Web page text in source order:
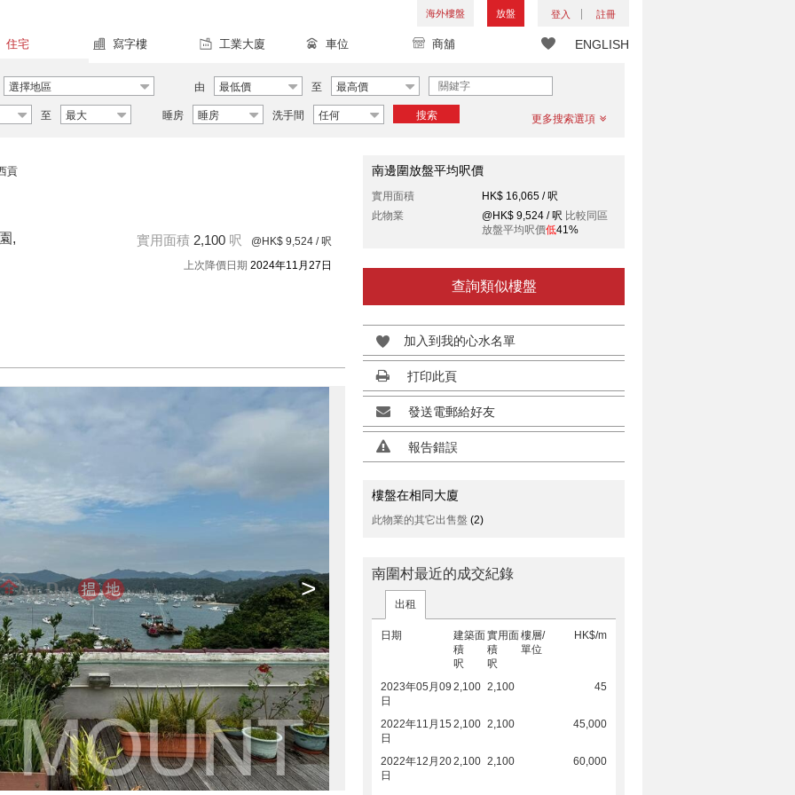
海外樓盤 放盤 登入 註冊
ENGLISH
住宅 寫字樓 工業大廈 車位 商舖
選擇地區 由 最低價 至 最高價
至 最大 睡房 睡房 洗手間 任何 搜索 更多搜索選項
貢
, 實用面積 2,100 呎 @HK$ 9,524 / 呎
上次降價日期 2024年11月27日
>
南邊圍放盤平均呎價
實用面積
HK$ 16,065 / 呎
此物業
@HK$ 9,524 / 呎 比較同區
放盤平均呎價低41%
查詢類似樓盤
加入到我的心水名單
打印此頁
發送電郵給好友
報告錯誤
樓盤在相同大廈
此物業的其它出售盤 (2)
南圍村最近的成交紀錄
出租
日期
建築面
積
呎
實用面
積
呎
樓層/
單位
HK$/m
2023年05月09
日
2,100 2,100 45
2022年11月15
日
2,100 2,100 45,000
2022年12月20
日
2,100 2,100 60,000